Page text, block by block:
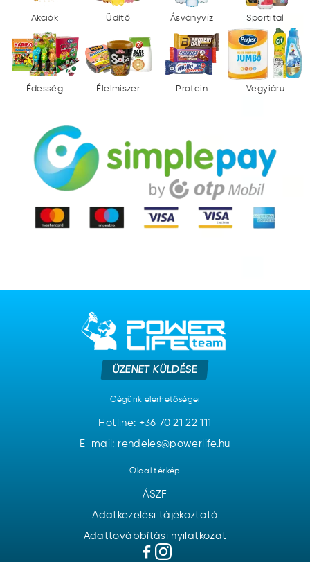
Akciók Üdítő Ásványvíz Sportital
Édesség Élelmiszer Protein Vegyiáru
ÜZENET KÜLDÉSE
Cégünk elérhetőségei
Hotline: +36 70 21 22 111
E-mail: rendeles@powerlife.hu
Oldal térkép
ÁSZF
Adatkezelési tájékoztató
Adattovábbítási nyilatkozat